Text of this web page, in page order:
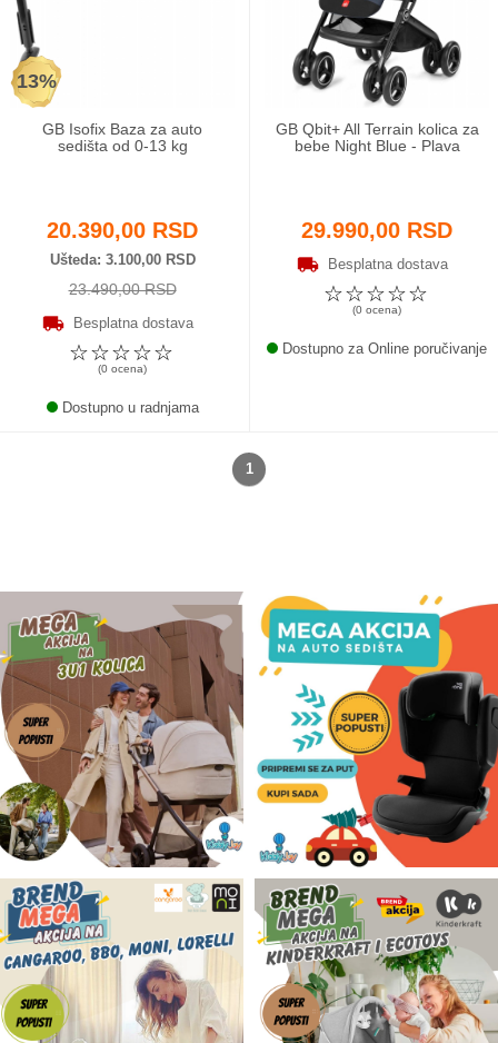
Odeća i obuća
Igračke za bebe i decu
AKCIJA
Call Centar
011 438 1 000
13%
GB Isofix Baza za auto
sedišta od 0-13 kg
20.390,00 RSD
Ušteda 3.100,00 RSD
23.490,00 RSD
Besplatna dostava
☆
☆
☆
☆
☆
(0 ocena)
Dostupno u radnjama
GB Qbit+ All Terrain kolica za
bebe Night Blue - Plava
29.990,00 RSD
Besplatna dostava
☆
☆
☆
☆
☆
(0 ocena)
Dostupno za Online poručivanje
1